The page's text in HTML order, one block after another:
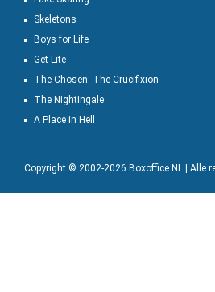
Skeletons
Boys for Life
Get Lite
The Chosen: The Crucifixion
The Nightingale
A Place in Hell
Copyright © 2002-2026 Boxoffice NL | Alle